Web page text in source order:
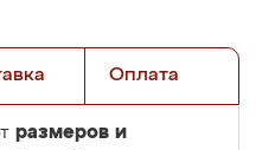
Оплата
размеров и